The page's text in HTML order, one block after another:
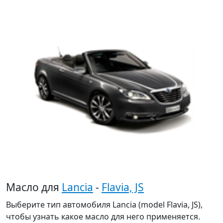
Масло для Lancia - Flavia, JS
Выберите тип автомобиля Lancia (model Flavia, JS),
чтобы узнать какое масло для него применяется.